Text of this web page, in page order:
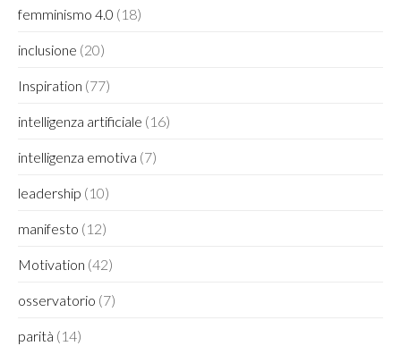
femminismo 4.0 (18)
inclusione (20)
Inspiration (77)
intelligenza artificiale (16)
intelligenza emotiva (7)
leadership (10)
manifesto (12)
Motivation (42)
osservatorio (7)
parità (14)